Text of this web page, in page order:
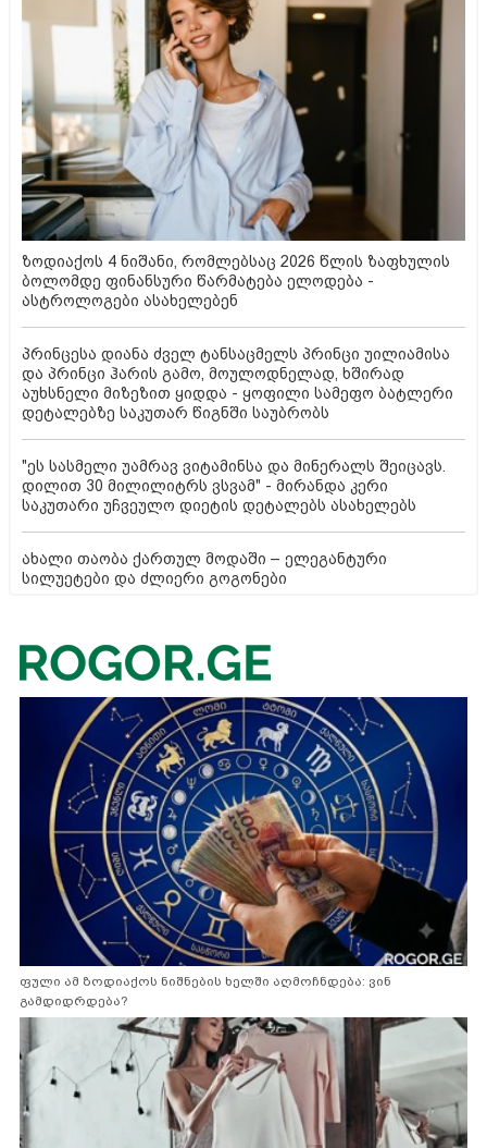
ზოდიაქოს 4 ნიშანი, რომლებსაც 2026 წლის ზაფხულის
ბოლომდე ფინანსური წარმატება ელოდება -
ასტროლოგები ასახელებენ
პრინცესა დიანა ძველ ტანსაცმელს პრინცი უილიამისა
და პრინცი ჰარის გამო, მოულოდნელად, ხშირად
აუხსნელი მიზეზით ყიდდა - ყოფილი სამეფო ბატლერი
დეტალებზე საკუთარ წიგნში საუბრობს
"ეს სასმელი უამრავ ვიტამინსა და მინერალს შეიცავს.
დილით 30 მილილიტრს ვსვამ" - მირანდა კერი
საკუთარი უჩვეულო დიეტის დეტალებს ასახელებს
ახალი თაობა ქართულ მოდაში – ელეგანტური
სილუეტები და ძლიერი გოგონები
ფული ამ ზოდიაქოს ნიშნების ხელში აღმოჩნდება: ვინ
გამდიდრდება?